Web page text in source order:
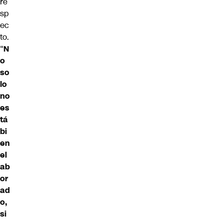
sp
ec
to.
“N
o
so
lo
no
es
tá
bi
en
el
ab
or
ad
o,
si